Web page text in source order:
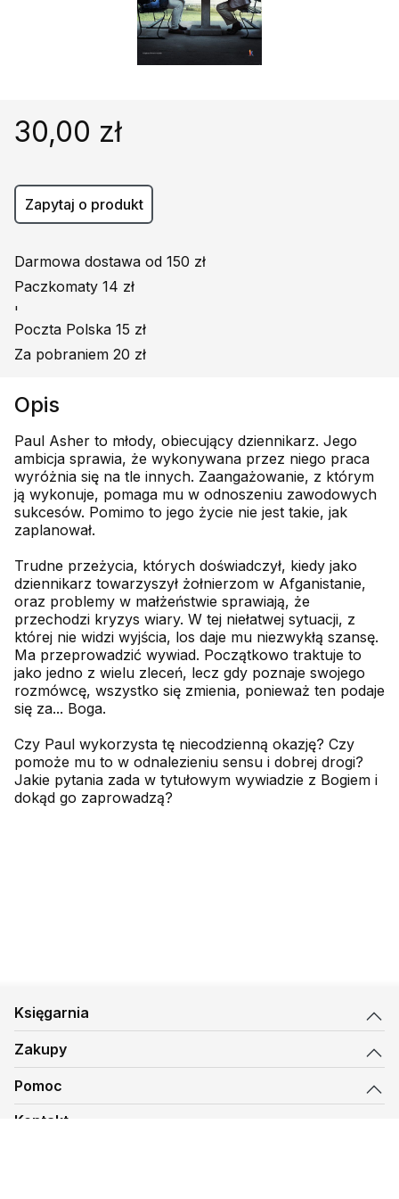
Książki obcojęzyczne
Dewocjonalia
Podręczniki szkolne
Promocja
30,00 zł
Zapytaj o produkt
Darmowa dostawa od 150 zł
Paczkomaty 14 zł
'
Poczta Polska 15 zł
Za pobraniem 20 zł
Opis
Paul Asher to młody, obiecujący dziennikarz. Jego
ambicja sprawia, że wykonywana przez niego praca
wyróżnia się na tle innych. Zaangażowanie, z którym
ją wykonuje, pomaga mu w odnoszeniu zawodowych
sukcesów. Pomimo to jego życie nie jest takie, jak
zaplanował.
Trudne przeżycia, których doświadczył, kiedy jako
dziennikarz towarzyszył żołnierzom w Afganistanie,
oraz problemy w małżeństwie sprawiają, że
przechodzi kryzys wiary. W tej niełatwej sytuacji, z
której nie widzi wyjścia, los daje mu niezwykłą szansę.
Ma przeprowadzić wywiad. Początkowo traktuje to
jako jedno z wielu zleceń, lecz gdy poznaje swojego
rozmówcę, wszystko się zmienia, ponieważ ten podaje
się za... Boga.
Czy Paul wykorzysta tę niecodzienną okazję? Czy
pomoże mu to w odnalezieniu sensu i dobrej drogi?
Jakie pytania zada w tytułowym wywiadzie z Bogiem i
dokąd go zaprowadzą?
Księgarnia
Zakupy
Pomoc
Kontakt